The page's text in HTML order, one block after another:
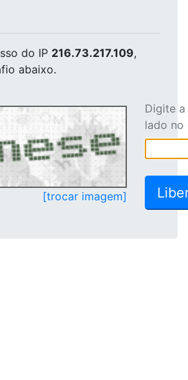
do IP 216.73.217.109,
abaixo.
[trocar imagem]
Digite
lado no